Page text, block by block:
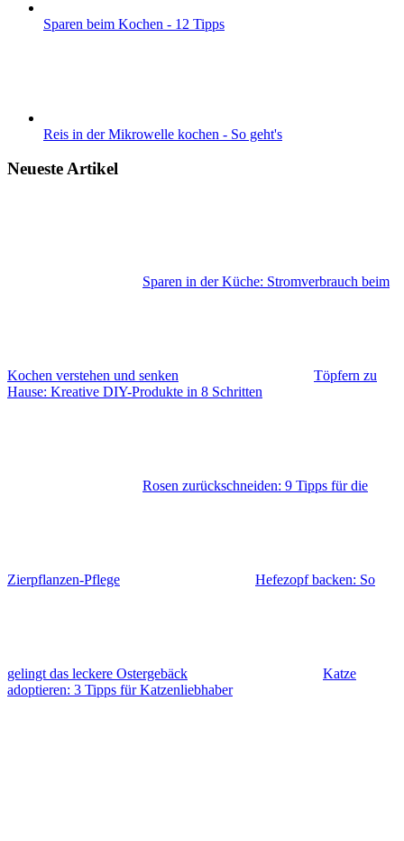
Sparen beim Kochen - 12 Tipps
Reis in der Mikrowelle kochen - So geht's
Neueste Artikel
Sparen in der Küche: Stromverbrauch beim
Kochen verstehen und senken
Töpfern zu
Hause: Kreative DIY-Produkte in 8 Schritten
Rosen zurückschneiden: 9 Tipps für die
Zierpflanzen-Pflege Hefezopf backen: So
gelingt das leckere Ostergebäck
Katze
adoptieren: 3 Tipps für Katzenliebhaber